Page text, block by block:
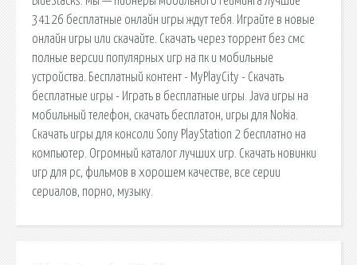
34126 бесплатные онлайн игры ждут тебя. Играйте в новые
онлайн игры или скачайте. Скачать через торрент без смс
полные версии популярных игр на пк и мобильные
устройства. Бесплатный контент - MyPlayCity - Скачать
бесплатные игры - Играть в бесплатные игры. Java игры на
мобильный телефон, скачать бесплатон, игры для Nokia.
Скачать игры для консоли Sony PlayStation 2 бесплатно на
компьютер. Огромный каталог лучших игр. Скачать новинки
игр для pc, фильмов в хорошем качестве, все серии
сериалов, порно, музыку.